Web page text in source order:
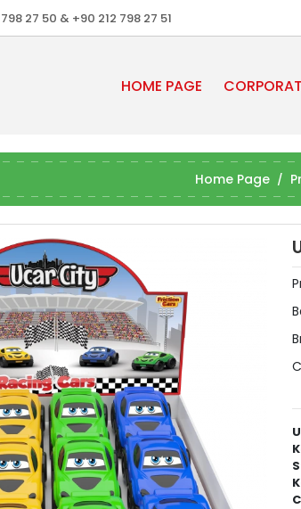
27 50 & +90 212 798 27 51
HOME PAGE
Home Page